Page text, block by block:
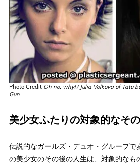
Photo Credit Oh no, why!? Julia Volkova of Tatu
Gun
美少女ふたりの対象的なそ
伝説的なガールズ・デュオ・グループで
の美少女のその後の人生は、対象的なも